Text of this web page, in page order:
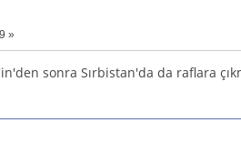
»
sonra Sırbistan'da da raflara